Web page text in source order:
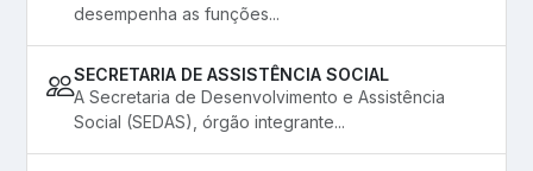
desempenha as funções...
SECRETARIA DE ASSISTÊNCIA SOCIAL
A Secretaria de Desenvolvimento e Assistência
Social (SEDAS), órgão integrante...